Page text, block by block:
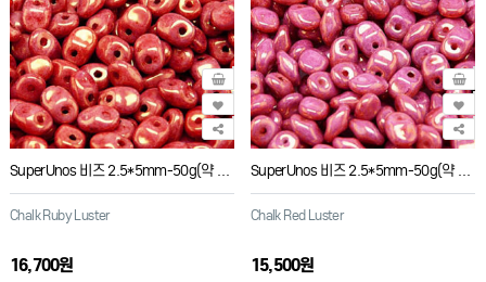
SuperUnos 비즈 2.5*5mm-50g(약 650개)
Chalk Ruby Luster
16,700원
SuperUnos 비즈 2.5*5mm-50g(약 650개)
Chalk Red Luster
15,500원